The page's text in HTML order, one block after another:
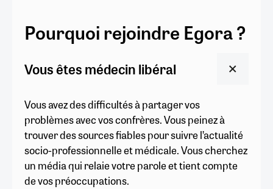
Pourquoi rejoindre Egora ?
Vous êtes médecin libéral
Vous avez des difficultés à partager vos
problèmes avec vos confrères. Vous peinez à
trouver des sources fiables pour suivre l’actualité
socio-professionnelle et médicale. Vous cherchez
un média qui relaie votre parole et tient compte
de vos préoccupations.